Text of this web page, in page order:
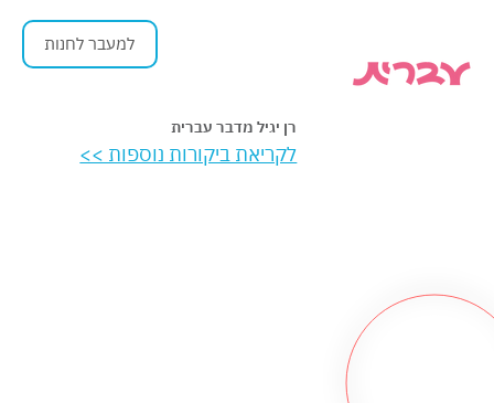
למעבר לחנות
רן יגיל מדבר עברית
לקריאת ביקורות נוספות >>